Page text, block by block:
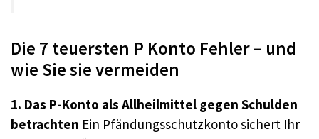
Die 7 teuersten P Konto Fehler – und
wie Sie sie vermeiden
1. Das P-Konto als Allheilmittel gegen Schulden
betrachten Ein Pfändungsschutzkonto sichert Ihr